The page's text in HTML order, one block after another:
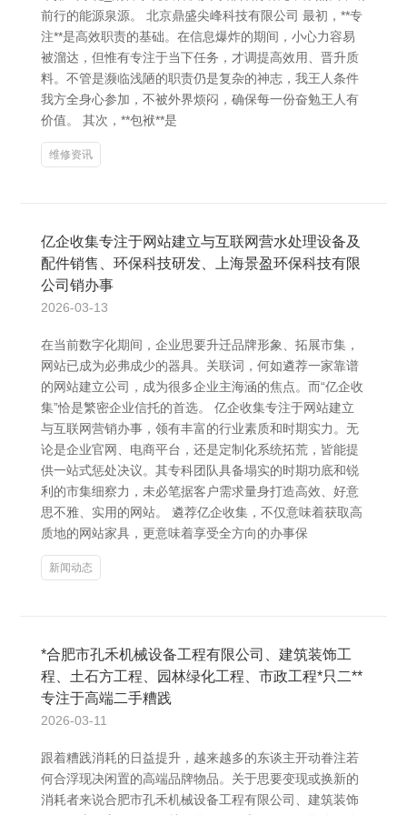
前行的能源泉源。 北京鼎盛尖峰科技有限公司 最初，**专
注**是高效职责的基础。在信息爆炸的期间，小心力容易
被溜达，但惟有专注于当下任务，才调提高效用、晋升质
料。不管是濒临浅陋的职责仍是复杂的神志，我王人条件
我方全身心参加，不被外界烦闷，确保每一份奋勉王人有
价值。 其次，**包袱**是
维修资讯
亿企收集专注于网站建立与互联网营水处理设备及
配件销售、环保科技研发、上海景盈环保科技有限
公司销办事
2026-03-13
在当前数字化期间，企业思要升迁品牌形象、拓展市集，
网站已成为必弗成少的器具。关联词，何如遴荐一家靠谱
的网站建立公司，成为很多企业主海涵的焦点。而“亿企收
集”恰是繁密企业信托的首选。 亿企收集专注于网站建立
与互联网营销办事，领有丰富的行业素质和时期实力。无
论是企业官网、电商平台，还是定制化系统拓荒，皆能提
供一站式惩处决议。其专科团队具备塌实的时期功底和锐
利的市集细察力，未必笔据客户需求量身打造高效、好意
思不雅、实用的网站。 遴荐亿企收集，不仅意味着获取高
质地的网站家具，更意味着享受全方向的办事保
新闻动态
*合肥市孔禾机械设备工程有限公司、建筑装饰工
程、土石方工程、园林绿化工程、市政工程*只二**
专注于高端二手糟践
2026-03-11
跟着糟践消耗的日益提升，越来越多的东谈主开动眷注若
何合浮现决闲置的高端品牌物品。关于思要变现或换新的
消耗者来说合肥市孔禾机械设备工程有限公司、建筑装饰